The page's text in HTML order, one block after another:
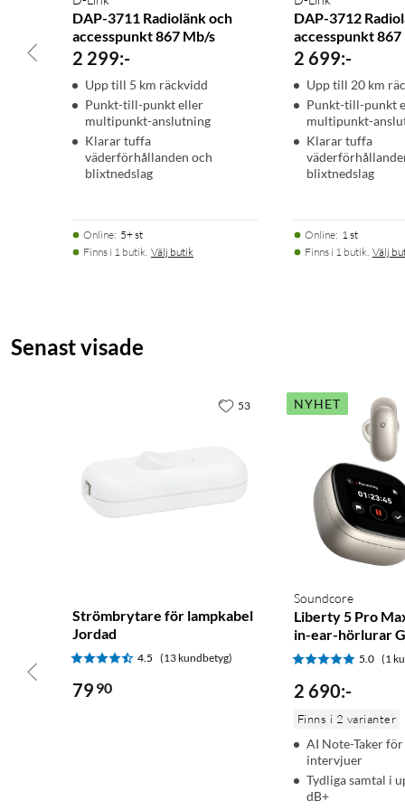
DAP-3711 Radiolänk och
accesspunkt 867 Mb/s
2 299:-
Upp till 5 km räckvidd
Punkt-till-punkt eller
multipunkt-anslutning
Klarar tuffa
väderförhållanden och
blixtnedslag
Online: 5+ st
Finns i 1 butik. Välj butik
DAP-3712
accesspunkt 867
2 699:-
Upp till 20 km
Punkt-till-punkt
multipunkt-
Klarar tuffa
blixtnedslag
Online: 1 st
Finns i 1 butik. Välj
Senast visade
Strömbrytare för lampkabel
Jordad
4.5 (13 kundbetyg)
79 90
53 NYHET
Soundcore
Liberty 5 Pro
in-ear-hörlurar
5.0 (1
2 690:-
Finns i 2 varianter
AI Note-Taker
intervjuer
Tydliga samtal i
dB+